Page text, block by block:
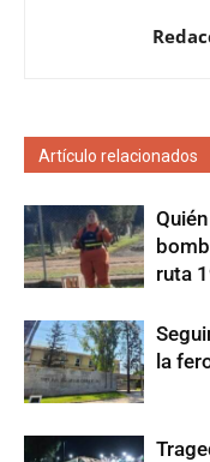
Artículo relacionados
ruta
la